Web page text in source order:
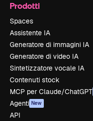
Prodotti
Spaces
Assistente IA
Generatore di immagini IA
Generatore di video IA
Sintetizzatore vocale IA
Contenuti stock
MCP per Claude/ChatGPT
Agenti New
API